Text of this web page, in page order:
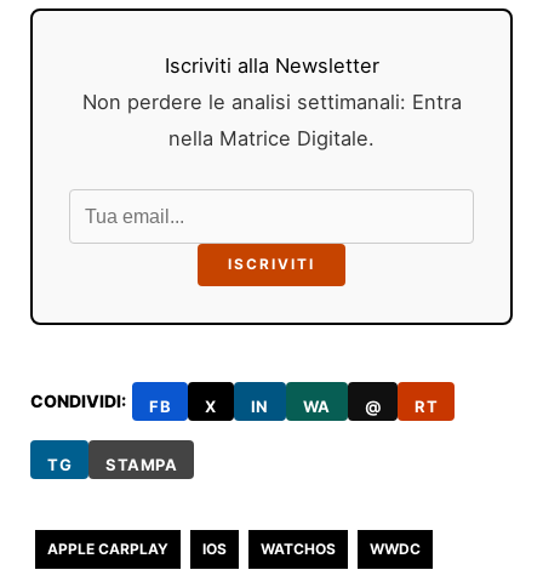
Iscriviti alla Newsletter
Non perdere le analisi settimanali: Entra
nella Matrice Digitale.
ISCRIVITI
CONDIVIDI: FB X IN WA @ RT
TG STAMPA
APPLE CARPLAY IOS WATCHOS WWDC